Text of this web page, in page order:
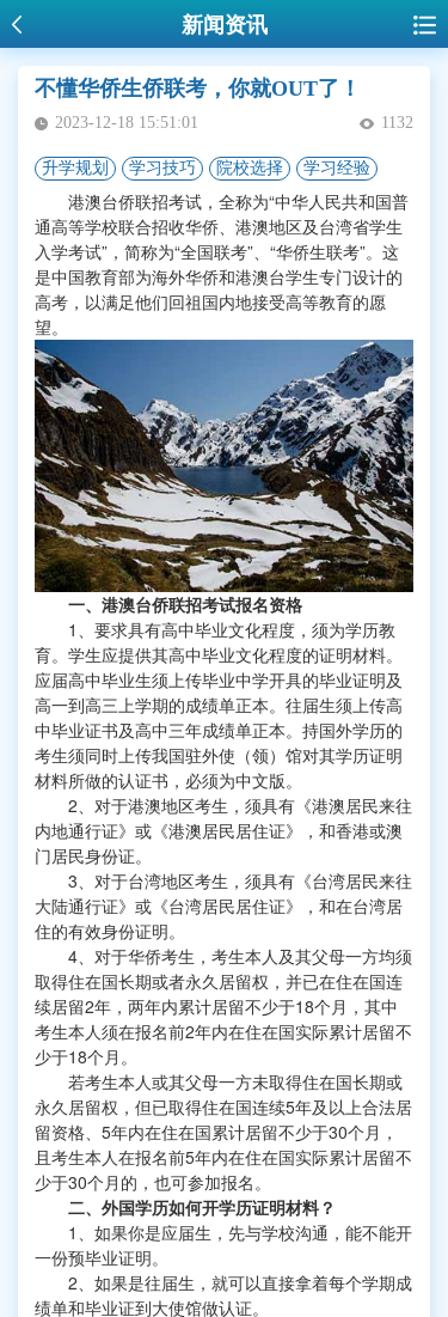
新闻资讯
不懂华侨生侨联考，你就OUT了！
2023-12-18 15:51:01 1132
升学规划 学习技巧 院校选择 学习经验
港澳台侨联招考试，全称为“中华人民共和国普
通高等学校联合招收华侨、港澳地区及台湾省学生
入学考试”，简称为“全国联考”、“华侨生联考”。这
是中国教育部为海外华侨和港澳台学生专门设计的
高考，以满足他们回祖国内地接受高等教育的愿
望。
一、港澳台侨联招考试报名资格
1、要求具有高中毕业文化程度，须为学历教
育。学生应提供其高中毕业文化程度的证明材料。
应届高中毕业生须上传毕业中学开具的毕业证明及
高一到高三上学期的成绩单正本。往届生须上传高
中毕业证书及高中三年成绩单正本。持国外学历的
考生须同时上传我国驻外使（领）馆对其学历证明
材料所做的认证书，必须为中文版。
2、对于港澳地区考生，须具有《港澳居民来往
内地通行证》或《港澳居民居住证》，和香港或澳
门居民身份证。
3、对于台湾地区考生，须具有《台湾居民来往
大陆通行证》或《台湾居民居住证》，和在台湾居
住的有效身份证明。
4、对于华侨考生，考生本人及其父母一方均须
取得住在国长期或者永久居留权，并已在住在国连
续居留2年，两年内累计居留不少于18个月，其中
考生本人须在报名前2年内在住在国实际累计居留不
少于18个月。
若考生本人或其父母一方未取得住在国长期或
永久居留权，但已取得住在国连续5年及以上合法居
留资格、5年内在住在国累计居留不少于30个月，
且考生本人在报名前5年内在住在国实际累计居留不
少于30个月的，也可参加报名。
二、外国学历如何开学历证明材料？
1、如果你是应届生，先与学校沟通，能不能开
一份预毕业证明。
2、如果是往届生，就可以直接拿着每个学期成
绩单和毕业证到大使馆做认证。